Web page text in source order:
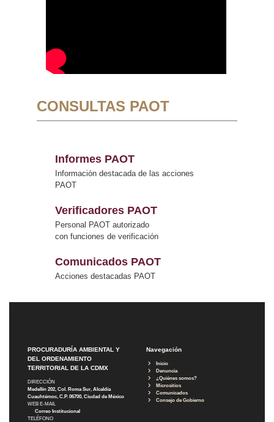
CONSULTAS PAOT
Informes PAOT
Información destacada de las acciones
PAOT
Verificadores PAOT
Personal PAOT autorizado
con funciones de verificación
Comunicados PAOT
Acciones destacadas PAOT
PROCURADURÍA AMBIENTAL Y
DEL ORDENAMIENTO
TERRITORIAL DE LA CDMX
DIRECCIÓN
Medellín 202, Col. Roma Sur, Alcaldía
Cuauhtémoc, C.P. 06700, Ciudad de México
WEB E-MAIL
Correo Institucional
TELÉFONO
Navegación
Inicio
Denuncia
¿Quiénes somos?
Micrositios
Comunicados
Consejo de Gobierno